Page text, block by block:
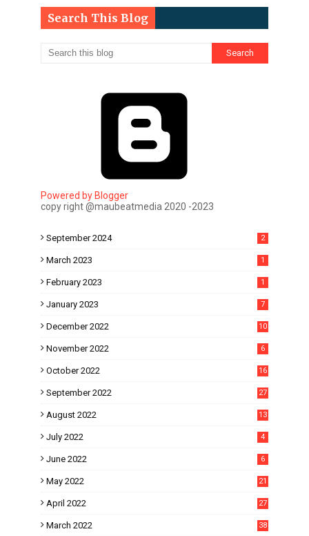
Search This Blog
Powered by Blogger
copy right @maubeatmedia 2020 -2023
September 2024 2
March 2023 1
February 2023 1
January 2023 7
December 2022 10
November 2022 6
October 2022 16
September 2022 27
August 2022 13
July 2022 4
June 2022 6
May 2022 21
April 2022 27
March 2022 38